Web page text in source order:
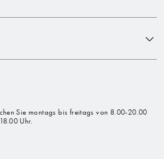
Sie montags bis freitags von 8.00-20.00
Uhr.